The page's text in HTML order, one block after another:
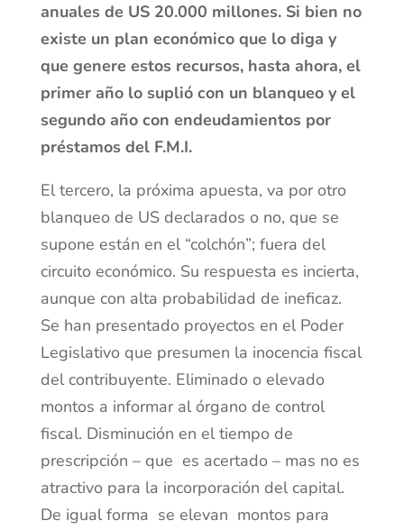
anuales de US 20.000 millones. Si bien no
existe un plan económico que lo diga y
que genere estos recursos, hasta ahora, el
primer año lo suplió con un blanqueo y el
segundo año con endeudamientos por
préstamos del F.M.I.
El tercero, la próxima apuesta, va por otro
blanqueo de US declarados o no, que se
supone están en el “colchón”; fuera del
circuito económico. Su respuesta es incierta,
aunque con alta probabilidad de ineficaz.
Se han presentado proyectos en el Poder
Legislativo que presumen la inocencia fiscal
del contribuyente. Eliminado o elevado
montos a informar al órgano de control
fiscal. Disminución en el tiempo de
prescripción – que es acertado – mas no es
atractivo para la incorporación del capital.
De igual forma se elevan montos para